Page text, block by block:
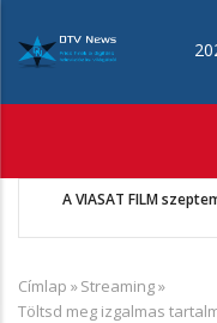
tartalomra
A VIASAT FILM
Morzsa
Címlap »Streaming»
Töltsd meg izgalmas